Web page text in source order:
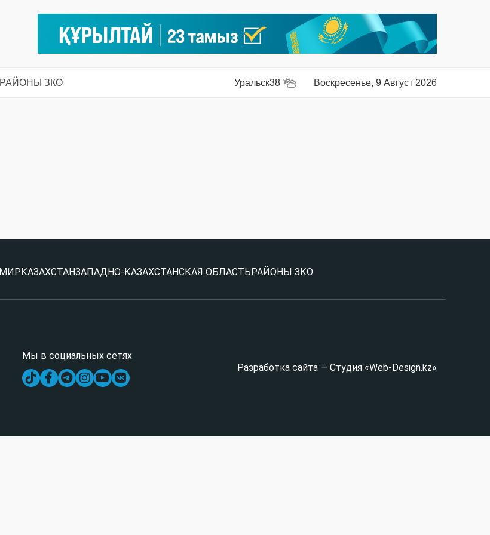
РАЙОНЫ ЗКО Уральск38° Воскресенье, 9 Август 2026
МИР КАЗАХСТАНЗАПАДНО-КАЗАХСТАНСКАЯ ОБЛАСТЬ РАЙОНЫ ЗКО
Мы в социальных сетях
Разработка сайта — Студия «Web-Design.kz»